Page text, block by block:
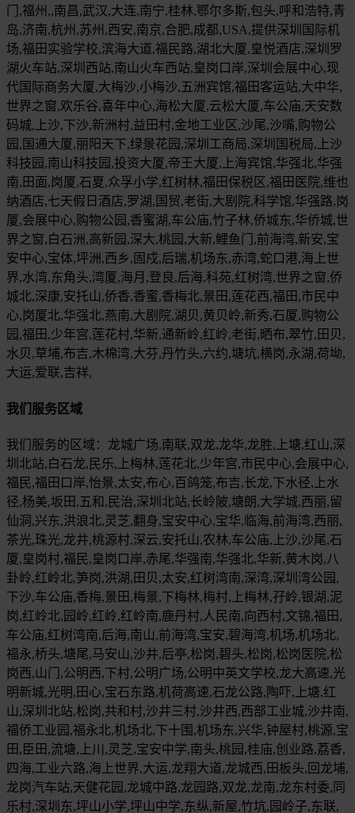
门,福州,,南昌,武汉,大连,南宁,桂林,鄂尔多斯,包头,呼和浩特,青
岛,济南,杭州,苏州,西安,南京,合肥,成都,USA,提供深圳国际机
场,福田实验学校,滨海大道,福民路,湖北大厦,皇悦酒店,深圳罗
湖火车站,深圳西站,南山火车西站,皇岗口岸,深圳会展中心,现
代国际商务大厦,大梅沙,小梅沙,五洲宾馆,福田客运站,大中华,
世界之窗,欢乐谷,喜年中心,海松大厦,云松大厦,车公庙,天安数
码城,上沙,下沙,新洲村,益田村,金地工业区,沙尾,沙嘴,购物公
园,国通大厦,丽阳天下,绿景花园,深圳工商局,深圳国税局,上沙
科技园,南山科技园,投资大厦,帝王大厦,上海宾馆,华强北,华强
南,田面,岗厦,石夏,众孚小学,红树林,福田保税区,福田医院,维也
纳酒店,七天假日酒店,罗湖,国贸,老街,大剧院,科学馆,华强路,岗
厦,会展中心,购物公园,香蜜湖,车公庙,竹子林,侨城东,华侨城,世
界之窗,白石洲,高新园,深大,桃园,大新,鲤鱼门,前海湾,新安,宝
安中心,宝体,坪洲,西乡,固戍,后瑞,机场东,赤湾,蛇口港,海上世
界,水湾,东角头,湾厦,海月,登良,后海,科苑,红树湾,世界之窗,侨
城北,深康,安托山,侨香,香蜜,香梅北,景田,莲花西,福田,市民中
心,岗厦北,华强北,燕南,大剧院,湖贝,黄贝岭,新秀,石厦,购物公
园,福田,少年宫,莲花村,华新,通新岭,红岭,老街,晒布,翠竹,田贝,
水贝,草埔,布吉,木棉湾,大芬,丹竹头,六约,塘坑,横岗,永湖,荷坳,
大运,爱联,吉祥,
我们服务区域
我们服务的区域：龙城广场,南联,双龙,龙华,龙胜,上塘,红山,深
圳北站,白石龙,民乐,上梅林,莲花北,少年宫,市民中心,会展中心,
福民,福田口岸,怡景,太安,布心,百鸽笼,布吉,长龙,下水径,上水
径,杨美,坂田,五和,民治,深圳北站,长岭陂,塘朗,大学城,西丽,留
仙洞,兴东,洪浪北,灵芝,翻身,宝安中心,宝华,临海,前海湾,西丽,
茶光,珠光,龙井,桃源村,深云,安托山,农林,车公庙,上沙,沙尾,石
厦,皇岗村,福民,皇岗口岸,赤尾,华强南,华强北,华新,黄木岗,八
卦岭,红岭北,笋岗,洪湖,田贝,太安,红树湾南,深湾,深圳湾公园,
下沙,车公庙,香梅,景田,梅景,下梅林,梅村,上梅林,孖岭,银湖,泥
岗,红岭北,园岭,红岭,红岭南,鹿丹村,人民南,向西村,文锦,福田,
车公庙,红树湾南,后海,南山,前海湾,宝安,碧海湾,机场,机场北,
福永,桥头,塘尾,马安山,沙井,后亭,松岗,碧头,松岗,松岗医院,松
岗西,山门,公明西,下村,公明广场,公明中英文学校,龙大高速,光
明新城,光明,田心,宝石东路,机荷高速,石龙公路,陶吓,上塘,红
山,深圳北站,松岗,共和村,沙井三村,沙井西,西部工业城,沙井南,
福侨工业园,福永北,机场北,下十围,机场东,兴华,钟屋村,桃源,宝
田,臣田,流塘,上川,灵芝,宝安中学,南头,桃园,桂庙,创业路,荔香,
四海,工业六路,海上世界,大运,龙翔大道,龙城西,田板头,回龙埔,
龙岗汽车站,天健花园,龙城中路,龙园路,双龙,龙南,龙东村委,同
乐村,深圳东,坪山小学,坪山中学,东纵,新屋,竹坑,园岭子,东联,